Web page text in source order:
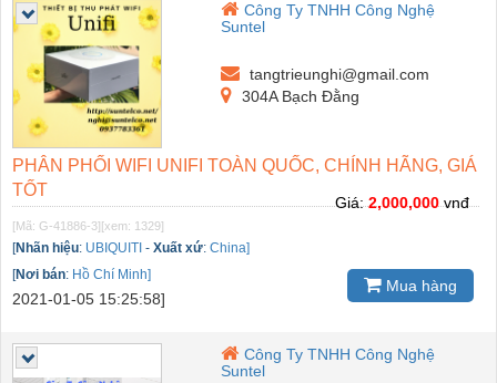
Công Ty TNHH Công Nghệ
Suntel
tangtrieunghi@gmail.com
304A Bạch Đằng
PHÂN PHỐI WIFI UNIFI TOÀN QUỐC, CHÍNH HÃNG, GIÁ
TỐT
[Mã: G-41886-3] [xem: 1329]
[Nhãn hiệu: UBIQUITI - Xuất xứ: China]
[Nơi bán: Hồ Chí Minh]
2021-01-05 15:25:58]
Giá:2,000,000vnđ
Mua hàng
Công Ty TNHH Công Nghệ
Suntel